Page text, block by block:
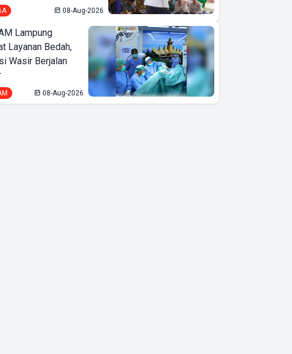
08-Aug-2026
Lampung
Layanan Bedah,
Wasir Berjalan
08-Aug-2026